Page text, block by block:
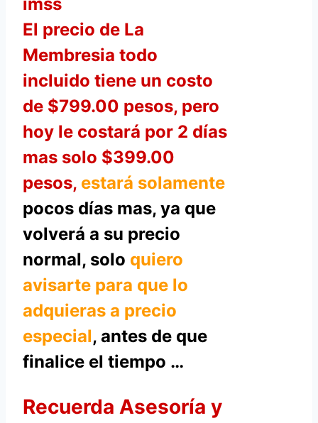
El precio de La
Membresia todo
incluido tiene un costo
de $799.00 pesos, pero
hoy le costará por 2 días
mas solo $399.00
pesos, estará solamente
pocos días mas, ya que
volverá a su precio
normal, solo quiero
avisarte para que lo
adquieras a precio
especial, antes de que
finalice el tiempo …
Recuerda Asesoría y